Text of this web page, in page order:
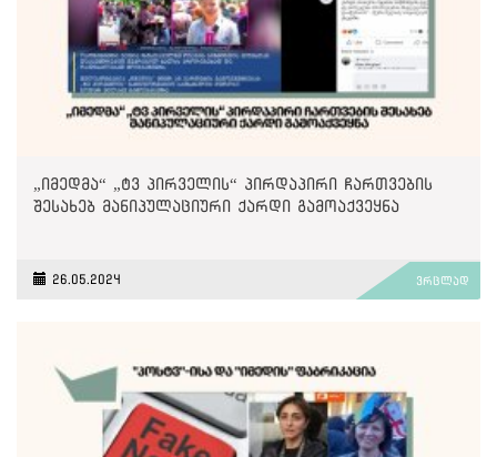
„იმედმა“ „ტვ პირველის“ პირდაპირი ჩართვების
შესახებ მანიპულაციური ქარდი გამოაქვეყნა
26.05.2024 ვრცლად